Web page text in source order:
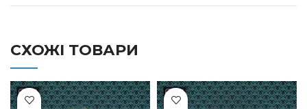
СХОЖІ ТОВАРИ